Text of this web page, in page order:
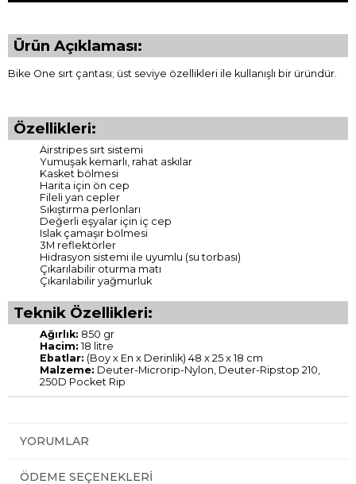
Ürün Açıklaması:
Bike One sırt çantası; üst seviye özellikleri ile kullanışlı bir üründür.
Özellikleri:
Airstripes sırt sistemi
Yumuşak kemarlı, rahat askılar
Kasket bölmesi
Harita için ön cep
Fileli yan cepler
Sıkıştırma perlonları
Değerli eşyalar için iç cep
Islak çamaşır bölmesi
3M reflektörler
Hidrasyon sistemi ile uyumlu (su torbası)
Çıkarılabilir oturma matı
Çıkarılabilir yağmurluk
Teknik Özellikleri:
Ağırlık: 850 gr
Hacim: 18 litre
Ebatlar: (Boy x En x Derinlik) 48 x 25 x 18 cm
Malzeme: Deuter-Microrip-Nylon, Deuter-Ripstop 210,
250D Pocket Rip
YORUMLAR
ÖDEME SEÇENEKLERI